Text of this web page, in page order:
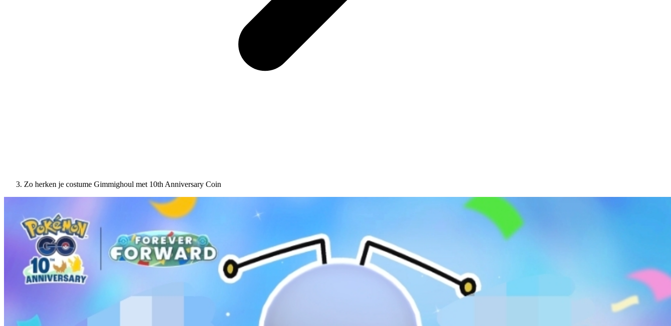
Zo herken je costume Gimmighoul met 10th Anniversary Coin